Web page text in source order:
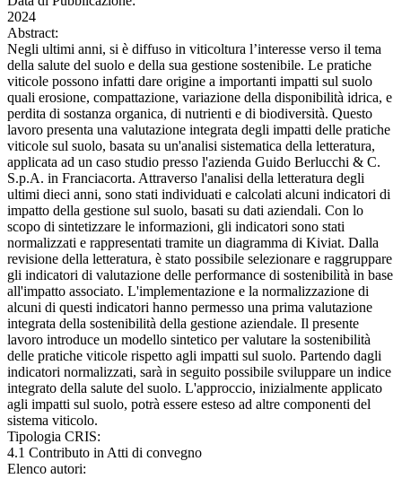
2024
Abstract:
Negli ultimi anni, si è diffuso in viticoltura l’interesse verso il tema
della salute del suolo e della sua gestione sostenibile. Le pratiche
viticole possono infatti dare origine a importanti impatti sul suolo
quali erosione, compattazione, variazione della disponibilità idrica, e
perdita di sostanza organica, di nutrienti e di biodiversità. Questo
lavoro presenta una valutazione integrata degli impatti delle pratiche
viticole sul suolo, basata su un'analisi sistematica della letteratura,
applicata ad un caso studio presso l'azienda Guido Berlucchi & C.
S.p.A. in Franciacorta. Attraverso l'analisi della letteratura degli
ultimi dieci anni, sono stati individuati e calcolati alcuni indicatori di
impatto della gestione sul suolo, basati su dati aziendali. Con lo
scopo di sintetizzare le informazioni, gli indicatori sono stati
normalizzati e rappresentati tramite un diagramma di Kiviat. Dalla
revisione della letteratura, è stato possibile selezionare e raggruppare
gli indicatori di valutazione delle performance di sostenibilità in base
all'impatto associato. L'implementazione e la normalizzazione di
alcuni di questi indicatori hanno permesso una prima valutazione
integrata della sostenibilità della gestione aziendale. Il presente
lavoro introduce un modello sintetico per valutare la sostenibilità
delle pratiche viticole rispetto agli impatti sul suolo. Partendo dagli
indicatori normalizzati, sarà in seguito possibile sviluppare un indice
integrato della salute del suolo. L'approccio, inizialmente applicato
agli impatti sul suolo, potrà essere esteso ad altre componenti del
sistema viticolo.
Tipologia CRIS:
4.1 Contributo in Atti di convegno
Elenco autori: